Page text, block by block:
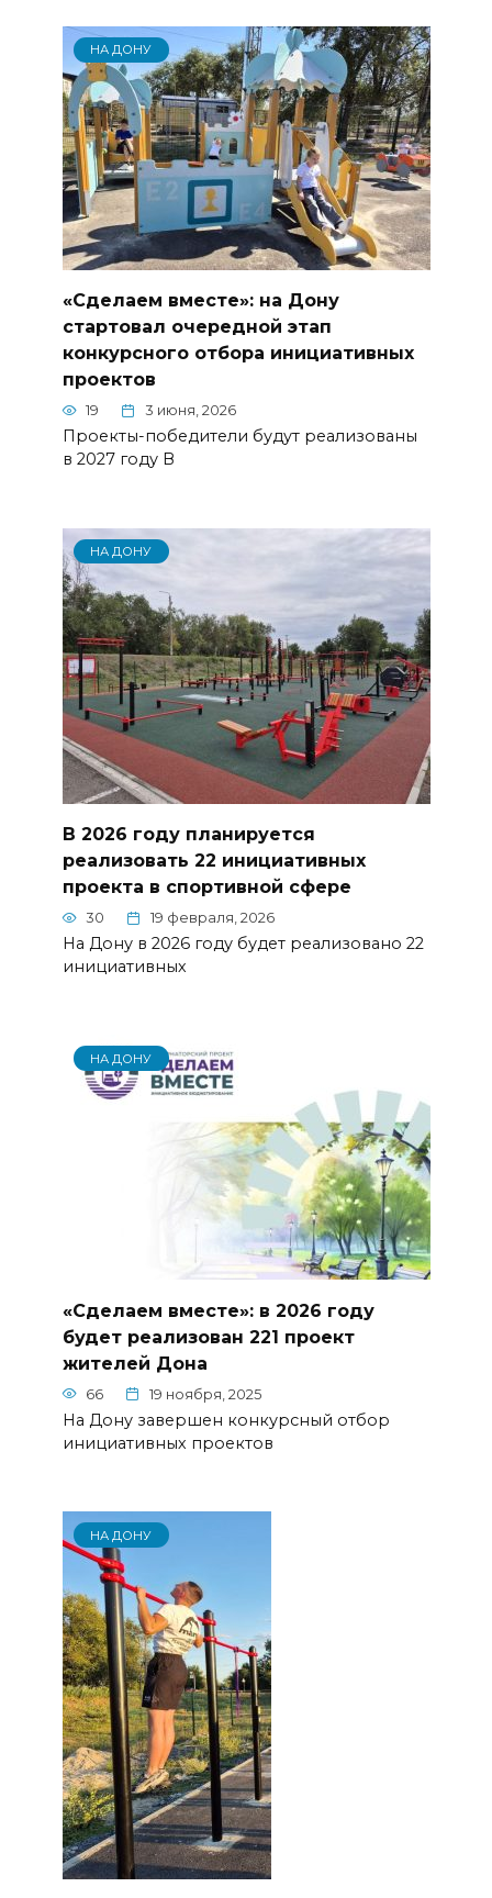
НА ДОНУ
«Сделаем вместе»: на Дону
стартовал очередной этап
конкурсного отбора инициативных
проектов
19 3 июня, 2026
Проекты-победители будут реализованы
в 2027 году В
НА ДОНУ
В 2026 году планируется
реализовать 22 инициативных
проекта в спортивной сфере
30 19 февраля, 2026
На Дону в 2026 году будет реализовано 22
инициативных
НА ДОНУ
«Сделаем вместе»: в 2026 году
будет реализован 221 проект
жителей Дона
66 19 ноября, 2025
На Дону завершен конкурсный отбор
инициативных проектов
НА ДОНУ